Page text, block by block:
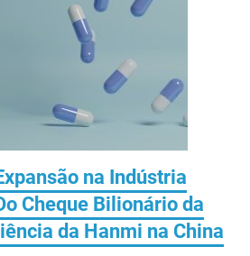
na Indústria
Cheque Bilionário da
da Hanmi na China